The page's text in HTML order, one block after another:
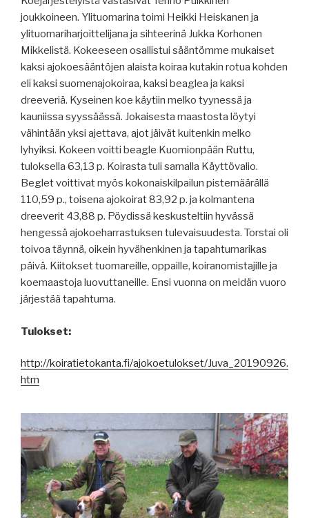
joukkoineen. Ylituomarina toimi Heikki Heiskanen ja
ylituomariharjoittelijana ja sihteerinä Jukka Korhonen
Mikkelistä. Kokeeseen osallistui sääntömme mukaiset
kaksi ajokoesääntöjen alaista koiraa kutakin rotua kohden
eli kaksi suomenajokoiraa, kaksi beaglea ja kaksi
dreeveriä. Kyseinen koe käytiin melko tyynessä ja
kauniissa syyssäässä. Jokaisesta maastosta löytyi
vähintään yksi ajettava, ajot jäivät kuitenkin melko
lyhyiksi. Kokeen voitti beagle Kuomionpään Ruttu,
tuloksella 63,13 p. Koirasta tuli samalla Käyttövalio.
Beglet voittivat myös kokonaiskilpailun pistemäärällä
110,59 p., toisena ajokoirat 83,92 p. ja kolmantena
dreeverit 43,88 p. Pöydissä keskusteltiin hyvässä
hengessä ajokoeharrastuksen tulevaisuudesta. Torstai oli
toivoa täynnä, oikein hyvähenkinen ja tapahtumarikas
päivä. Kiitokset tuomareille, oppaille, koiranomistajille ja
koemaastoja luovuttaneille. Ensi vuonna on meidän vuoro
järjestää tapahtuma.
Tulokset:
http://koiratietokanta.fi/ajokoetulokset/Juva_20190926.
htm